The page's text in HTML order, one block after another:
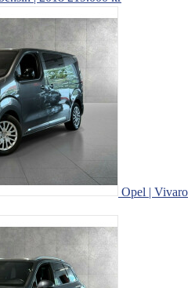
Opel | Vivaro